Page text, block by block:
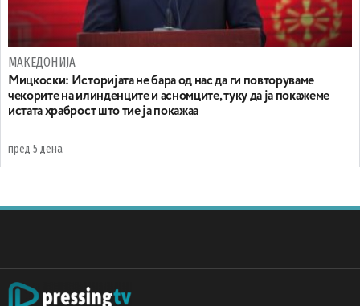
МАКЕДОНИЈА
Мицкоски: Историјата не бара од нас да ги повторуваме
чекорите на илинденците и асномците, туку да ја покажеме
истата храброст што тие ја покажаа
пред 5 дена